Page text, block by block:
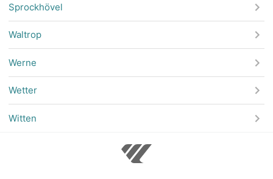
Sprockhövel
Waltrop
Werne
Wetter
Witten